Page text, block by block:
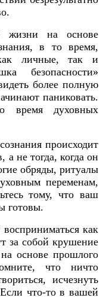
жизни на основе
в то время,
личные, так и
безопасности»
более полную
паниковать.
время духовных
происходит
а не тогда, когда он
обряды, ритуалы
переменам,
тому, что ваш
готовы.
как
за собой крушение
основе прошлого
что ничто
исчезнуть
что-то в вашей